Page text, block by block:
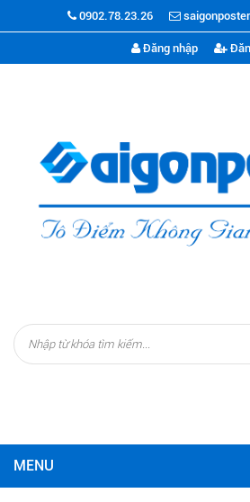
0902.78.23.26
Đăng nhập